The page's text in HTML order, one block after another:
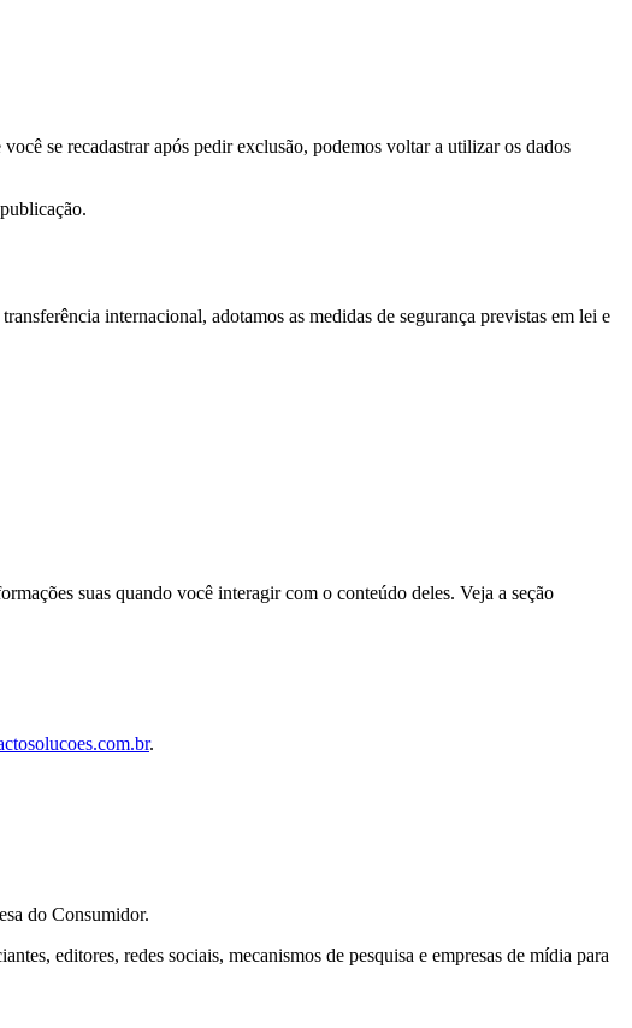
se recadastrar após pedir exclusão, podemos voltar a utilizar os dados
internacional, adotamos as medidas de segurança previstas em lei e
suas quando você interagir com o conteúdo deles. Veja a seção
.
do Consumidor.
editores, redes sociais, mecanismos de pesquisa e empresas de mídia para